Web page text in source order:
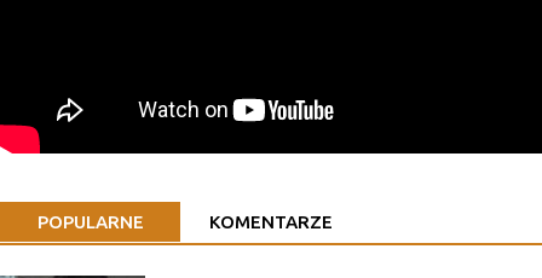
POPULARNE KOMENTARZE